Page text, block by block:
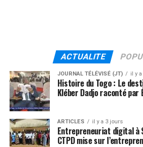
ACTUALITE
JOURNAL TÉLÉVISÉ (JT) il y
Histoire du Togo : Le
Kléber Dadjo raconté par
ARTICLES il y a 3 jours
Entrepreneuriat digital à
CTPD mise sur